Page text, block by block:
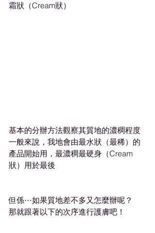
霜狀（Cream狀）
基本的分辦方法觀察其質地的濃稠程度
一般來說，我地會由最水狀（最稀）的
產品開始用，最濃稠最硬身（Cream
狀）用於最後
但係⋯如果質地差不多又怎麼辦呢？
那就跟著以下的次序進行護膚吧！